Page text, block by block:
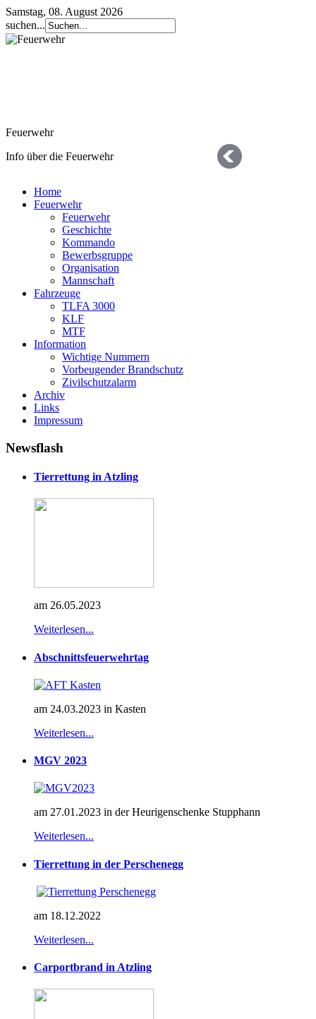
Samstag, 08. August 2026
suchen...
Feuerwehr
Info über die Feuerwehr
Geschichte
die letzten 125 Jahre
Home
Feuerwehr
Feuerwehr
Geschichte
Kommando
Bewerbsgruppe
Organisation
Mannschaft
Fahrzeuge
TLFA 3000
KLF
MTF
Information
Wichtige Nummern
Vorbeugender Brandschutz
Zivilschutzalarm
Archiv
Links
Impressum
Newsflash
Tierrettung in Atzling
am 26.05.2023
Weiterlesen...
Abschnittsfeuerwehrtag
am 24.03.2023 in Kasten
Weiterlesen...
MGV 2023
am 27.01.2023 in der Heurigenschenke Stupphann
Weiterlesen...
Tierrettung in der Perschenegg
am 18.12.2022
Weiterlesen...
Carportbrand in Atzling